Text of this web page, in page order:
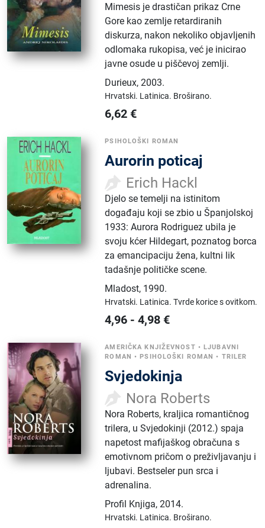
Mimesis je drastičan prikaz Crne
Gore kao zemlje retardiranih
diskurza, nakon nekoliko objavljenih
odlomaka rukopisa, već je inicirao
javne osude u piščevoj zemlji.
Durieux,2003.
Hrvatski. Latinica. Broširano.
6,62 €
PSIHOLOŠKI ROMAN
Aurorin poticaj
Erich Hackl
Djelo se temelji na istinitom
događaju koji se zbio u Španjolskoj
1933: Aurora Rodriguez ubila je
svoju kćer Hildegart, poznatog borca
za emancipaciju žena, kultni lik
tadašnje političke scene.
Mladost, 1990.
Hrvatski. Latinica.Tvrde korice s ovitkom.
4,96 -4,98 €
AMERIČKA KNJIŽEVNOST •LJUBAVNI
ROMAN •PSIHOLOŠKI ROMAN • TRILER
Svjedokinja
Nora Roberts
Nora Roberts, kraljica romantičnog
trilera, u Svjedokinji (2012.) spaja
napetost mafijaškog obračuna s
emotivnom pričom o preživljavanju i
ljubavi. Bestseler pun srca i
adrenalina.
Profil Knjiga,2014.
Hrvatski. Latinica. Broširano.